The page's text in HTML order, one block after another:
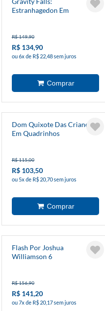
Estranhagedon Em
R$ 149,90
R$ 134,90
ou 6x de R$ 22,48 sem juros
Dom Quixote Das Crianças
Em Quadrinhos
R$ 115,00
R$ 103,50
ou 5x de R$ 20,70 sem juros
Flash Por Joshua
Williamson 6
R$ 156,90
R$ 141,20
ou 7x de R$ 20,17 sem juros